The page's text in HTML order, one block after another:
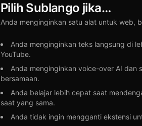
Pilih Sublango jika…
Anda menginginkan satu alat untuk web,
Anda menginginkan teks langsung di
YouTube.
Anda menginginkan voice-over AI dan
bersamaan.
Anda belajar lebih cepat saat
saat yang sama.
Anda tidak ingin mengganti ekstensi